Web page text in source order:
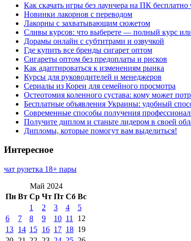
Как скачать игры без лаунчера на ПК бесплатно
Новинки лакорнов с переводом
Лакорны с захватывающим сюжетом
Сливы курсов: что выберете — полный курс
Дорамы онлайн с субтитрами и озвучкой
Где купить все бренды сигарет оптом
Сигареты оптом без предоплаты и рисков
Как адаптироваться к изменениям рынка
Курсы для руководителей и менеджеров
Сериалы из Кореи для семейного просмотра
Остеотомия коленного сустава: кому может
Бесплатные объявления Украины: удобный
Современные способы получения
Получите диплом и станьте лидером в своей
Дипломы, которые помогут вам выделиться!
Интересное
чат рулетка 18+ пары
Май 2024
Пн Вт Ср Чт Пт Сб Вс
1
2 3 4
5
6
7 8 9 10 11
12
13 14 15 16 17 18 19